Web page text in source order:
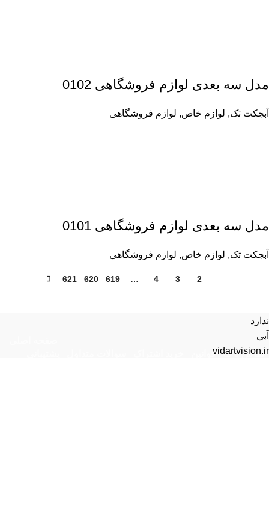
مدل سه بعدی لوازم فروشگاهی 0102
آبجکت تک, لوازم خاص, لوازم فروشگاهی
مدل سه بعدی لوازم فروشگاهی 0101
آبجکت تک, لوازم خاص, لوازم فروشگاهی
2
3
4
…
619
620
621
ندارد
آبی
vidartvision.ir
تماس با ما
قوانین